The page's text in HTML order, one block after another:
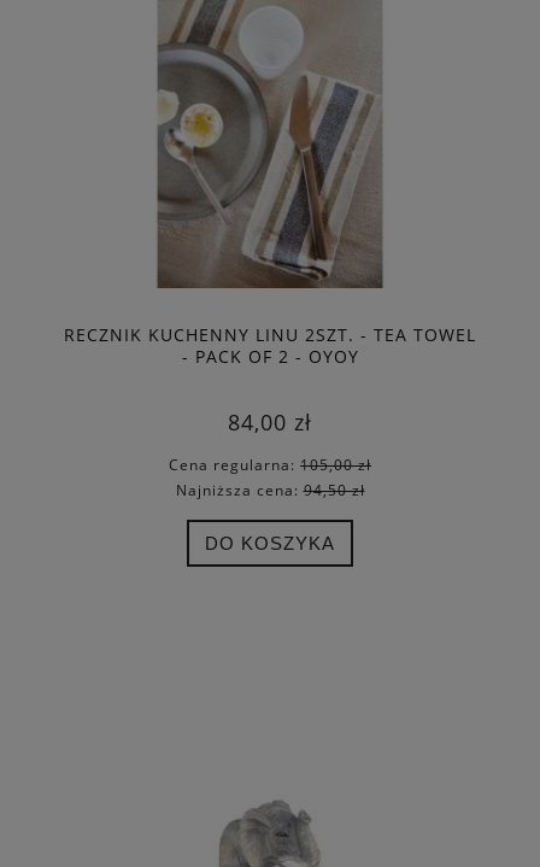
RECZNIK KUCHENNY LINU 2SZT. - TEA TOWEL
- PACK OF 2 - OYOY
84,00 zł
Cena regularna: 105,00 zł
Najniższa cena:94,50 zł
DO KOSZYKA